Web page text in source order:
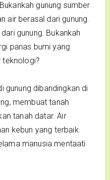
gunung sumber
air berasal dari gunung.
gunung. Bukankah
panas bumi yang
teknologi?
gunung dibandingkan di
membuat tanah
tanah datar. Air
kebun yang terbaik.
manusia mentaati